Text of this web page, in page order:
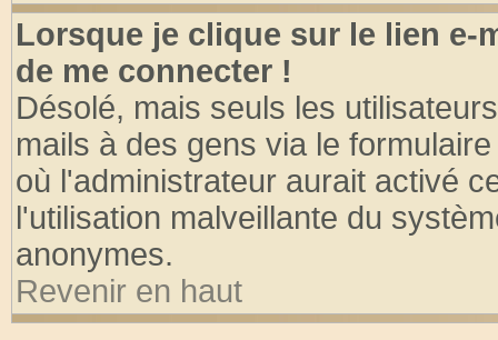
Lorsque je clique sur le lien e-
de me connecter !
Désolé, mais seuls les
mails à des gens via le
où l'administrateur aurait activé
l'utilisation malveillante du
anonymes.
Revenir en haut